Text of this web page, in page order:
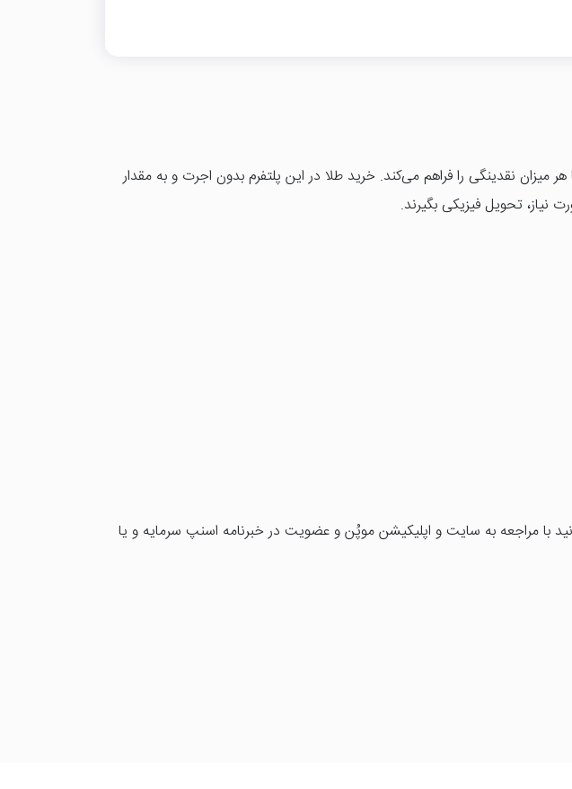
نقدینگی را فراهم می‌کند. خرید طلا در این پلتفرم بدون اجرت و به مقدار
نیاز، تحویل فیزیکی بگیرند.
با مراجعه به سایت و اپلیکیشن موپُن و عضویت در خبرنامه اسنپ سرمایه و یا